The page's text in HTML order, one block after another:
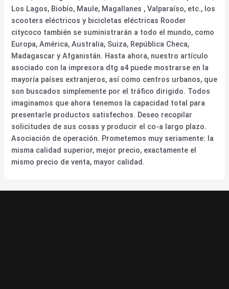
Los Lagos, Biobío, Maule, Magallanes , Valparaíso, etc., los
scooters eléctricos y bicicletas eléctricas Rooder
citycoco también se suministrarán a todo el mundo, como
Europa, América, Australia, Suiza, República Checa,
Madagascar y Afganistán. Hasta ahora, nuestro artículo
asociado con la impresora dtg a4 puede mostrarse en la
mayoría países extranjeros, así como centros urbanos, que
son buscados simplemente por el tráfico dirigido. Todos
imaginamos que ahora tenemos la capacidad total para
presentarle productos satisfechos. Deseo recopilar
solicitudes de sus cosas y producir el co-a largo plazo.
Asociación de operación. Prometemos muy seriamente: la
misma calidad superior, mejor precio, exactamente el
mismo precio de venta, mayor calidad.